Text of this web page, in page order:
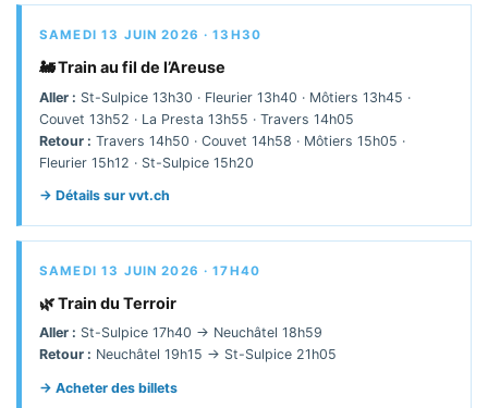
SAMEDI 13 JUIN 2026 · 13H30
🚂 Train au fil de l’Areuse
Aller : St-Sulpice 13h30 · Fleurier 13h40 · Môtiers 13h45 ·
Couvet 13h52 · La Presta 13h55 · Travers 14h05
Retour : Travers 14h50 · Couvet 14h58 · Môtiers 15h05 ·
Fleurier 15h12 · St-Sulpice 15h20
→ Détails sur vvt.ch
SAMEDI 13 JUIN 2026 · 17H40
🌿 Train du Terroir
Aller : St-Sulpice 17h40 → Neuchâtel 18h59
Retour : Neuchâtel 19h15 → St-Sulpice 21h05
→ Acheter des billets